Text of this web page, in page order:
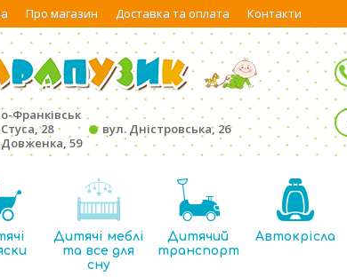
Про магазин Доставка та оплата Контакти
Франківськ
28
вул. Дністровська, 26
59
Дитячі меблі
та все для
сну
Дитячий
транспорт
Автокрісла